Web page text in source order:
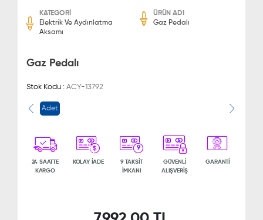
KATEGORİ
Elektrik Ve Aydınlatma
Aksamı
ÜRÜN ADI
Gaz Pedalı
Gaz Pedalı
Stok Kodu : ACY-13792
Adet
24 SAATTE
KARGO
KOLAY İADE
9
9 TAKSİT
İMKANI
GÜVENLİ
ALIŞVERİŞ
GARANTİ